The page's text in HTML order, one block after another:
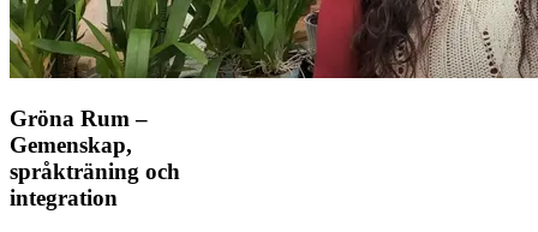
Gröna Rum –
Gemenskap,
språkträning och
integration